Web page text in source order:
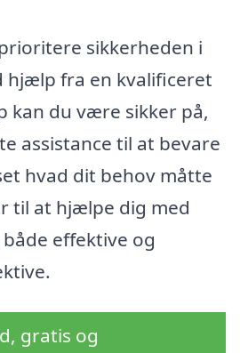
sikkerheden i
hjælp fra en kvalificeret
kan du være sikker på,
assistance til at bevare
hvad dit behov måtte
til at hjælpe dig med
effektive og
gratis og